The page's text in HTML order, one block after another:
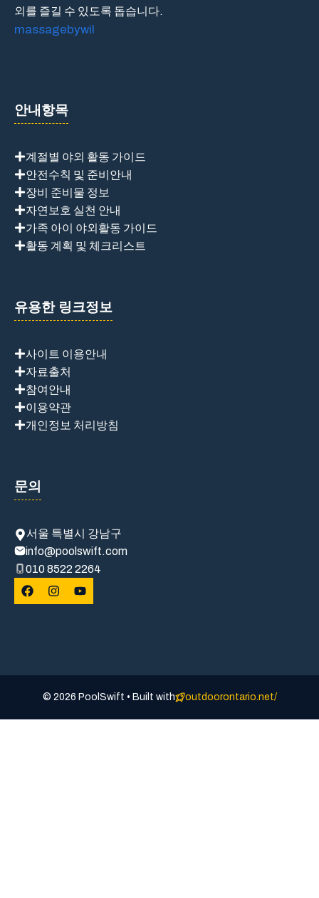
외를 즐길 수 있도록 돕습니다.
massagebywil
안내항목
계절별 야외 활동 가이드
안전수칙 및 준비안내
장비 준비물 정보
자연보호 실천 안내
가족 아이 야외활동 가이드
활동 계획 및 체크리스트
유용한 링크정보
사이트 이용안내
자료출처
참여안내
이용약관
개인정보 처리방침
문의
서울 특별시 강남구
info@poolswift.com
010 8522 2264
© 2026 PoolSwift • Built with outdoorontario.net/